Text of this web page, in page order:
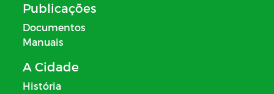
Publicações
Documentos
Manuais
A Cidade
História